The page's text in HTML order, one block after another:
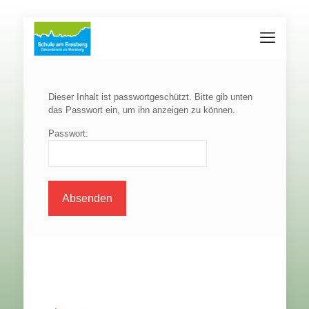
Dieser Inhalt ist passwortgeschützt. Bitte gib unten
das Passwort ein, um ihn anzeigen zu können.
Passwort: